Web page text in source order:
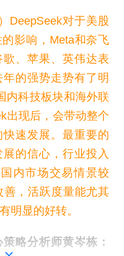
DeepSeek对于美股
影响，Meta和奈飞
、苹果、英伟达表
的强势走势有了明
内科技板块和海外联
出现后，会带动整个
速发展。最重要的
的信心，行业投入
内市场交易情景较
善，活跃度量能尤其
明显的好转。
略分析师黄岑栋：